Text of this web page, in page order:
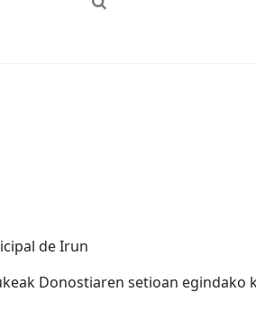
de Irun
Donostiaren setioan egindako